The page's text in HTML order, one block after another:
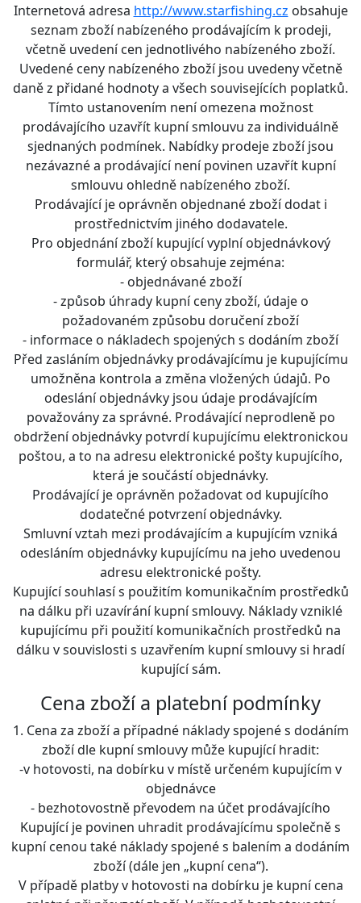
Internetová adresa http://www.starfishing.cz obsahuje
seznam zboží nabízeného prodávajícím k prodeji,
včetně uvedení cen jednotlivého nabízeného zboží.
Uvedené ceny nabízeného zboží jsou uvedeny včetně
daně z přidané hodnoty a všech souvisejících poplatků.
Tímto ustanovením není omezena možnost
prodávajícího uzavřít kupní smlouvu za individuálně
sjednaných podmínek. Nabídky prodeje zboží jsou
nezávazné a prodávající není povinen uzavřít kupní
smlouvu ohledně nabízeného zboží.
Prodávající je oprávněn objednané zboží dodat i
prostřednictvím jiného dodavatele.
Pro objednání zboží kupující vyplní objednávkový
formulář, který obsahuje zejména:
- objednávané zboží
- způsob úhrady kupní ceny zboží, údaje o
požadovaném způsobu doručení zboží
- informace o nákladech spojených s dodáním zboží
Před zasláním objednávky prodávajícímu je kupujícímu
umožněna kontrola a změna vložených údajů. Po
odeslání objednávky jsou údaje prodávajícím
považovány za správné. Prodávající neprodleně po
obdržení objednávky potvrdí kupujícímu elektronickou
poštou, a to na adresu elektronické pošty kupujícího,
která je součástí objednávky.
Prodávající je oprávněn požadovat od kupujícího
dodatečné potvrzení objednávky.
Smluvní vztah mezi prodávajícím a kupujícím vzniká
odesláním objednávky kupujícímu na jeho uvedenou
adresu elektronické pošty.
Kupující souhlasí s použitím komunikačním prostředků
na dálku při uzavírání kupní smlouvy. Náklady vzniklé
kupujícímu při použití komunikačních prostředků na
dálku v souvislosti s uzavřením kupní smlouvy si hradí
kupující sám.
Cena zboží a platební podmínky
1. Cena za zboží a případné náklady spojené s dodáním
zboží dle kupní smlouvy může kupující hradit:
-v hotovosti, na dobírku v místě určeném kupujícím v
objednávce
- bezhotovostně převodem na účet prodávajícího
Kupující je povinen uhradit prodávajícímu společně s
kupní cenou také náklady spojené s balením a dodáním
zboží (dále jen „kupní cena“).
V případě platby v hotovosti na dobírku je kupní cena